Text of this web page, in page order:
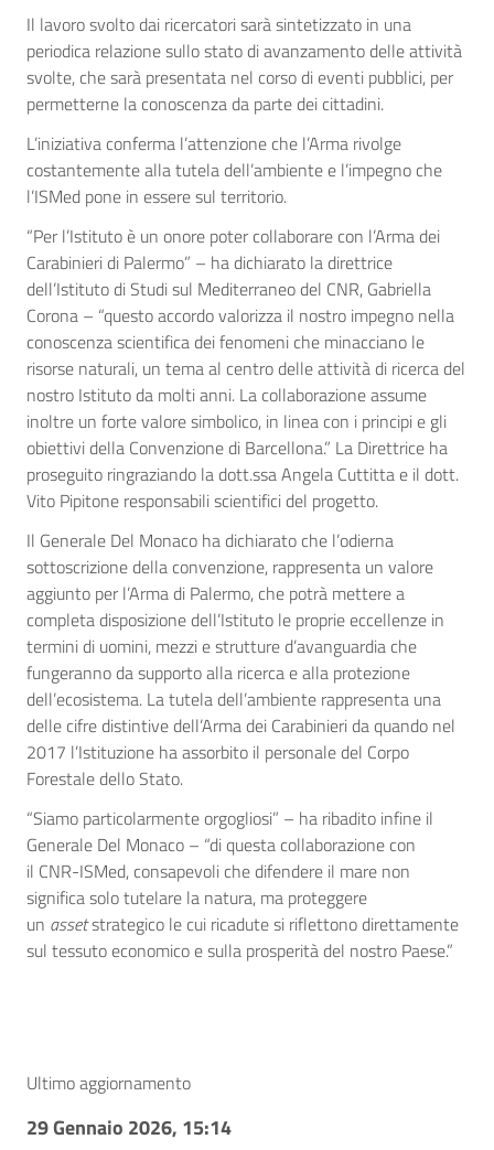
Il lavoro svolto dai ricercatori sarà sintetizzato in una
periodica relazione sullo stato di avanzamento delle attività
svolte, che sarà presentata nel corso di eventi pubblici, per
permetterne la conoscenza da parte dei cittadini.
L’iniziativa conferma l’attenzione che l’Arma rivolge
costantemente alla tutela dell’ambiente e l’impegno che
l’ISMed pone in essere sul territorio.
“Per l’Istituto è un onore poter collaborare con l’Arma dei
Carabinieri di Palermo” – ha dichiarato la direttrice
dell’Istituto di Studi sul Mediterraneo del CNR, Gabriella
Corona – “questo accordo valorizza il nostro impegno nella
conoscenza scientifica dei fenomeni che minacciano le
risorse naturali, un tema al centro delle attività di ricerca del
nostro Istituto da molti anni. La collaborazione assume
inoltre un forte valore simbolico, in linea con i principi e gli
obiettivi della Convenzione di Barcellona.” La Direttrice ha
proseguito ringraziando la dott.ssa Angela Cuttitta e il dott.
Vito Pipitone responsabili scientifici del progetto.
Il Generale Del Monaco ha dichiarato che l’odierna
sottoscrizione della convenzione, rappresenta un valore
aggiunto per l’Arma di Palermo, che potrà mettere a
completa disposizione dell’Istituto le proprie eccellenze in
termini di uomini, mezzi e strutture d’avanguardia che
fungeranno da supporto alla ricerca e alla protezione
dell’ecosistema. La tutela dell’ambiente rappresenta una
delle cifre distintive dell’Arma dei Carabinieri da quando nel
2017 l’Istituzione ha assorbito il personale del Corpo
Forestale dello Stato.
“Siamo particolarmente orgogliosi” – ha ribadito infine il
Generale Del Monaco – “di questa collaborazione con
il CNR-ISMed, consapevoli che difendere il mare non
significa solo tutelare la natura, ma proteggere
un assetstrategico le cui ricadute si riflettono direttamente
sul tessuto economico e sulla prosperità del nostro Paese.”
Ultimo aggiornamento
29 Gennaio 2026, 15:14